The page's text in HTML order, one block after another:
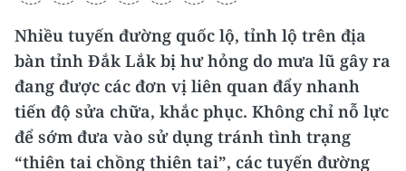
Nhiều tuyến đường quốc lộ, tỉnh lộ trên địa
bàn tỉnh Đắk Lắk bị hư hỏng do mưa lũ gây ra
đang được các đơn vị liên quan đẩy nhanh
tiến độ sửa chữa, khắc phục. Không chỉ nỗ lực
để sớm đưa vào sử dụng tránh tình trạng
“thiên tai chồng thiên tai”, các tuyến đường